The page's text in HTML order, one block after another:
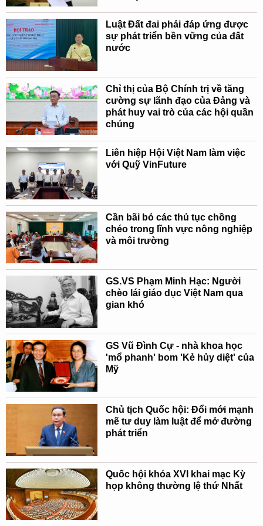
Luật Đất đai phải đáp ứng được
sự phát triển bền vững của đất
nước
Chỉ thị của Bộ Chính trị về tăng
cường sự lãnh đạo của Đảng và
phát huy vai trò của các hội quần
chúng
Liên hiệp Hội Việt Nam làm việc
với Quỹ VinFuture
Cần bãi bỏ các thủ tục chồng
chéo trong lĩnh vực nông nghiệp
và môi trường
GS.VS Phạm Minh Hạc: Người
chèo lái giáo dục Việt Nam qua
gian khó
GS Vũ Đình Cự - nhà khoa học
'mổ phanh' bom 'Kẻ hủy diệt' của
Mỹ
Chủ tịch Quốc hội: Đổi mới mạnh
mẽ tư duy làm luật để mở đường
phát triển
Quốc hội khóa XVI khai mạc Kỳ
họp không thường lệ thứ Nhất